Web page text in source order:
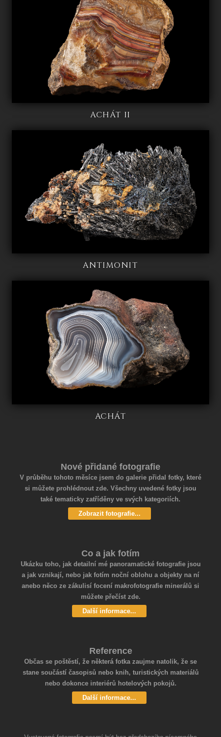
ACHÁT II
ANTIMONIT
ACHÁT
Nové přidané fotografie
V průběhu tohoto měsíce jsem do galerie přidal fotky, které
si můžete prohlédnout zde. Všechny uvedené fotky jsou
také tematicky zatříděny ve svých kategoriích.
Zobrazit fotografie...
Co a jak fotím
Ukázku toho, jak detailní mé panoramatické fotografie jsou
a jak vznikají, nebo jak fotím noční oblohu a objekty na ní
anebo něco ze zákulisí focení makrofotografie minerálů si
můžete přečíst zde.
Další informace...
Reference
Občas se poštěstí, že některá fotka zaujme natolik, že se
stane součástí časopisů nebo knih, turistických materiálů
nebo dokonce interiérů hotelových pokojů.
Další informace...